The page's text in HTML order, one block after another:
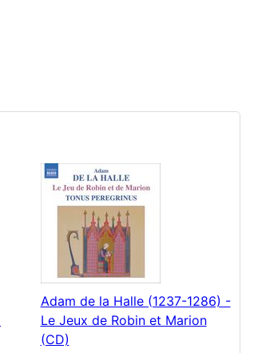
Adam de la Halle (1237-1286) -
Le Jeux de Robin et Marion
(CD)